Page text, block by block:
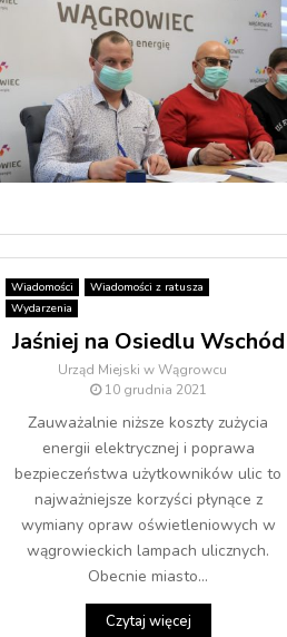
Wiadomości
Wiadomości z ratusza
Wydarzenia
Jaśniej na Osiedlu Wschód
Urząd Miejski w Wągrowcu
10 grudnia 2021
Zauważalnie niższe koszty zużycia
energii elektrycznej i poprawa
bezpieczeństwa użytkowników ulic to
najważniejsze korzyści płynące z
wymiany opraw oświetleniowych w
wągrowieckich lampach ulicznych.
Obecnie miasto...
Czytaj więcej